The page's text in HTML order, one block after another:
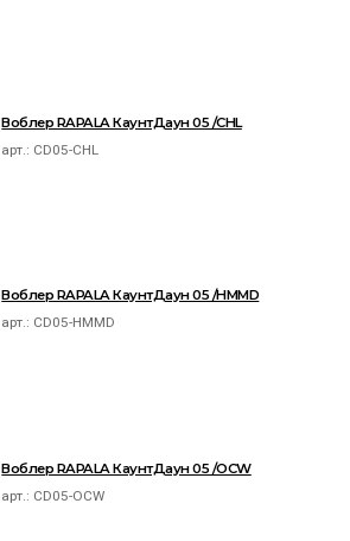
Воблер RAPALA КаунтДаун 05 /CHL
арт.: CD05-CHL
Воблер RAPALA КаунтДаун 05 /HMMD
арт.: CD05-HMMD
Воблер RAPALA КаунтДаун 05 /OCW
арт.: CD05-OCW